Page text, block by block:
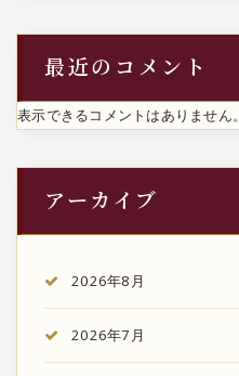
最近のコメント
表示できるコメントはありません。
アーカイブ
2026年8月
2026年7月